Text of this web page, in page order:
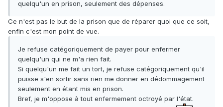
quelqu'un en prison, seulement des dépenses.
Ce n'est pas le but de la prison que de réparer quoi que ce soit,
enfin c'est mon point de vue.
Je refuse catégoriquement de payer pour enfermer
quelqu'un qui ne m'a rien fait.
Si quelqu'un me fait un tort, je refuse catégoriquement qu'il
puisse s'en sortir sans rien me donner en dédommagement
seulement en étant mis en prison.
Bref, je m'oppose à tout enfermement octroyé par l'état.